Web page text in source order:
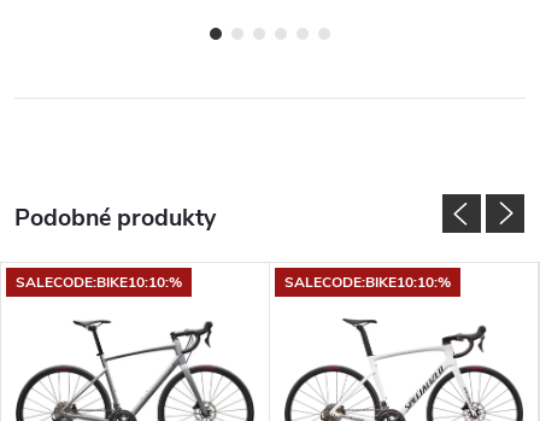
SALECODE:BIKE10:10:% SALECODE:BIKE10:10:%